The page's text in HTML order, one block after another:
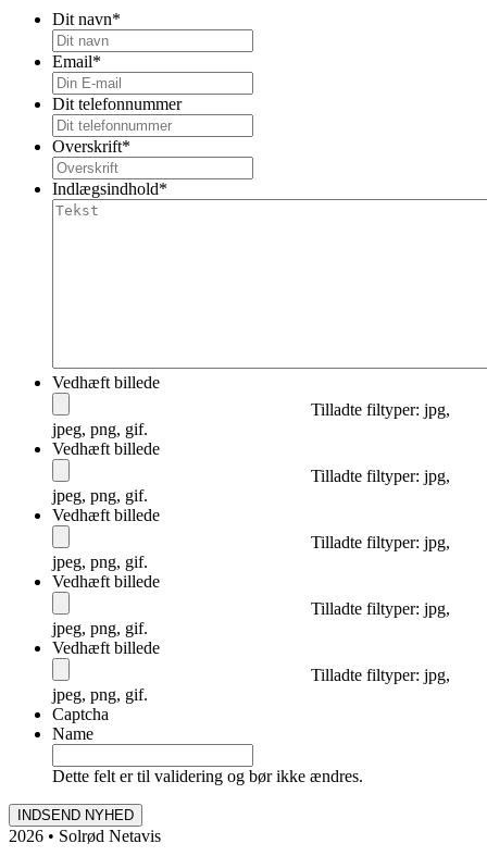
Dit navn*
Email*
Dit telefonnummer
Overskrift*
Indlægsindhold*
Vedhæft billede
Tilladte filtyper: jpg,
jpeg, png, gif.
Vedhæft billede
Tilladte filtyper: jpg,
jpeg, png, gif.
Vedhæft billede
Tilladte filtyper: jpg,
jpeg, png, gif.
Vedhæft billede
Tilladte filtyper: jpg,
jpeg, png, gif.
Vedhæft billede
Tilladte filtyper: jpg,
jpeg, png, gif.
Captcha
Name
Dette felt er til validering og bør ikke ændres.
2026 • Solrød Netavis